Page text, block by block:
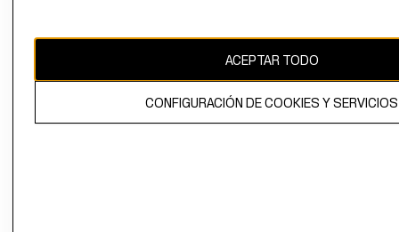
propiedad de H&M Hennes & Mauritz AB.ACEPTAR TODO
CONFIGURACIÓN DE COOKIES Y SERVICIOS